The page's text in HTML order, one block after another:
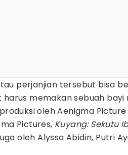
perjanjian tersebut bisa
memakan sebuah bayi
oleh Aenigma
Pictures, Kuyang: Sekutu
oleh Alyssa Abidin, Putri